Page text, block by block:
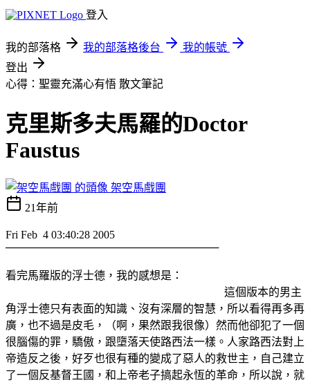
登入
我的部落格 我的部落格後台
我的帳號
登出
心得：聖靈充滿心有悟 散文筆記
克里斯多夫馬羅的Doctor
Faustus
架空馬戲團
21年前
Fri Feb 4 03:40:28 2005
────────────────────────────
看完馬羅版的浮士德，我的感想是：
這個版本的男主
角浮士德只有表面的知識、沒有深層的智慧，所以看得再多再
廣，也不過是皮毛，（啊，果然跟我很像）然而他卻犯了一個
很腦傷的罪，驕傲，跟墮落天使路西法一樣。人家路西法對上
帝造反之後，好歹也很有種的變成了惡人的救世主，自己建立
了一個反基督王國，和上帝老子搞起永恆的革命，所以說，就